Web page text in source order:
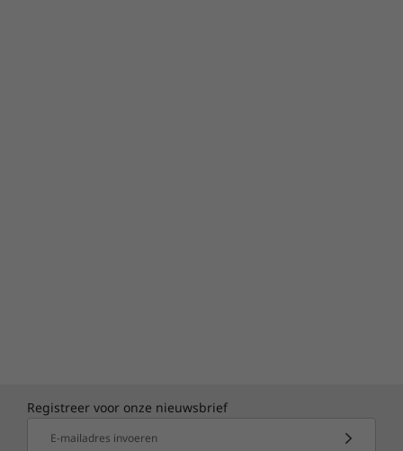
Registreer voor onze nieuwsbrief
E-mailadres invoeren